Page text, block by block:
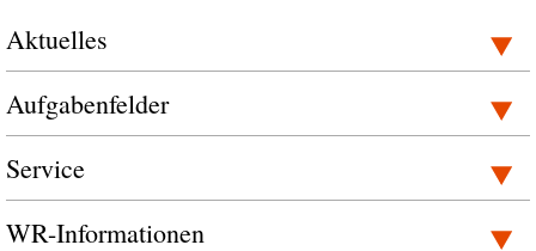
Aktuelles
Aufgabenfelder
Service
WR-Informationen